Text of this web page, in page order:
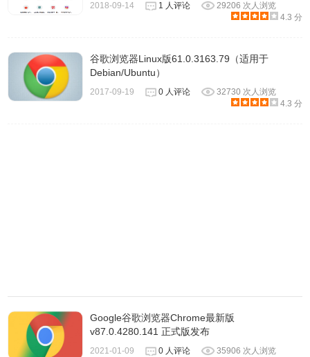
73.0.3683.103.dmg
https://www.google.com/dl/release2/chrome/
73.0.3683.103.dmg
http://redirector.gvt1.com/edgedl/release2/chrome/
2018-09-14 1 人评论
29206 次人浏览
4.3 分
谷歌浏览器Linux版61.0.3163.79（适用于
Debian/Ubuntu）
2017-09-19 0 人评论
32730 次人浏览
4.3 分
Google谷歌浏览器Chrome最新版
v87.0.4280.141 正式版发布
2021-01-09 0 人评论 35906 次人浏览